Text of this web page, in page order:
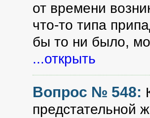
от времени
что-то типа
бы то ни было,
...открыть
Вопрос № 548:
предстательной